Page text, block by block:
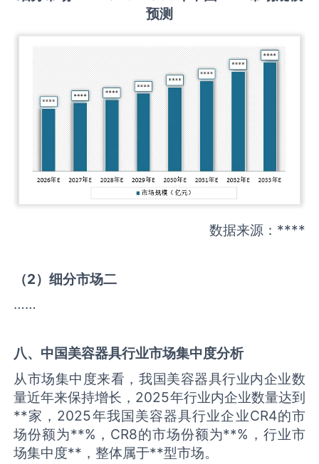
预测
数据来源：****
（2）细分市场二
……
八、中国美容器具行业市场集中度分析
从市场集中度来看，我国美容器具行业内企业数
量近年来保持增长，2025年行业内企业数量达到
**家，2025年我国美容器具行业企业CR4的市
场份额为**%，CR8的市场份额为**%，行业市
场集中度**，整体属于**型市场。